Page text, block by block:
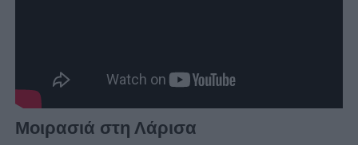
Μοιρασιά στη Λάρισα